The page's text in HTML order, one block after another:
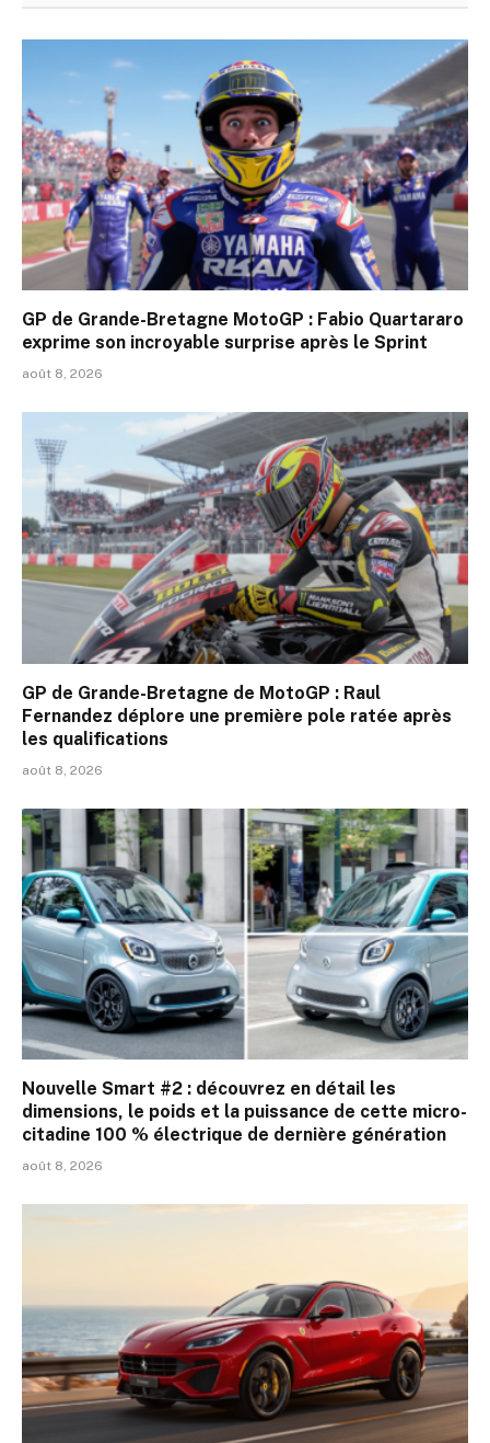
GP de Grande-Bretagne MotoGP : Fabio Quartararo
exprime son incroyable surprise après le Sprint
août 8, 2026
GP de Grande-Bretagne de MotoGP : Raul
Fernandez déplore une première pole ratée après
les qualifications
août 8, 2026
Nouvelle Smart #2 : découvrez en détail les
dimensions, le poids et la puissance de cette micro-
citadine 100 % électrique de dernière génération
août 8, 2026